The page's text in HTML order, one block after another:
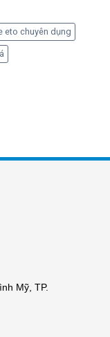
eto chuyên dụng
Mỹ, TP.